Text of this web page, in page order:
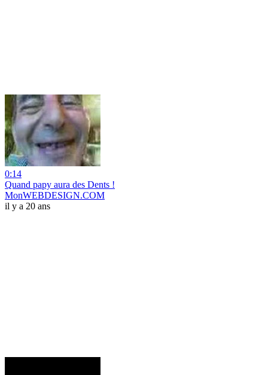
0:14
Quand papy aura des Dents !
MonWEBDESIGN.COM
il y a 20 ans